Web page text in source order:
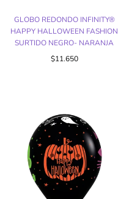
GLOBO REDONDO INFINITY®
HAPPY HALLOWEEN FASHION
SURTIDO NEGRO- NARANJA
$11.650